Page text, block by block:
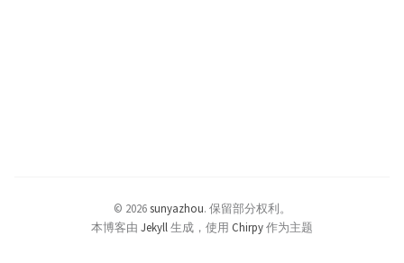
© 2026sunyazhou. 保留部分权利。
本博客由 Jekyll 生成，使用 Chirpy作为主题